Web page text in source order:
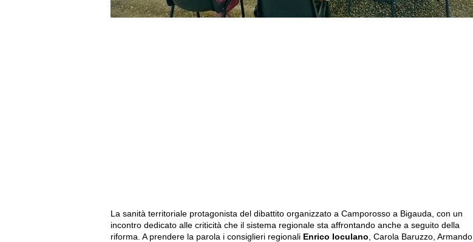
La sanità territoriale protagonista del dibattito organizzato a Camporosso a Bigauda, con un
incontro dedicato alle criticità che il sistema regionale sta affrontando anche a seguito della
riforma. A prendere la parola i consiglieri regionali Enrico Ioculano, Carola Baruzzo, Armando